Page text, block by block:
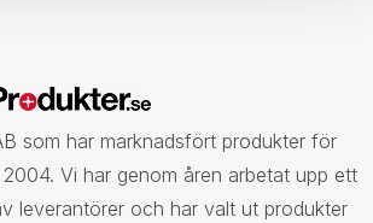
som har marknadsfört produkter för
Vi har genom åren arbetat upp ett
leverantörer och har valt ut produkter